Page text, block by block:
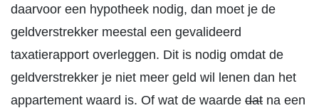
daarvoor een hypotheek nodig, dan moet je de
geldverstrekker meestal een gevalideerd
taxatierapport overleggen. Dit is nodig omdat de
geldverstrekker je niet meer geld wil lenen dan het
appartement waard is. Of wat de waarde dat na een